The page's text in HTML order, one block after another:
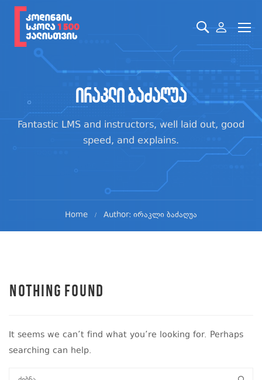
ირაკლი ბაძაღუა
Fantastic LMS and instructors, well laid out, good
speed, and explains.
Home Author: ირაკლი ბაძაღუა
Nothing Found
It seems we can’t find what you’re looking for. Perhaps
searching can help.